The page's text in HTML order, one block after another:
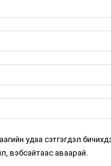
удаа сэтгэгдэл
вэбсайтаас аваарай.